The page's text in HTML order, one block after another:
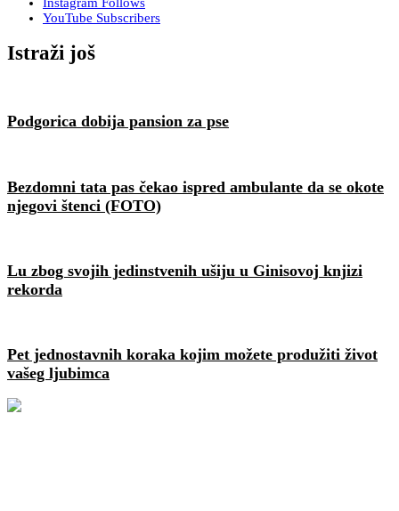
YouTube Subscribers
Istraži još
Podgorica dobija pansion za pse
Bezdomni tata pas čekao ispred ambulante da se okote
njegovi štenci (FOTO)
Lu zbog svojih jedinstvenih ušiju u Ginisovoj knjizi
rekorda
Pet jednostavnih koraka kojim možete produžiti život
vašeg ljubimca